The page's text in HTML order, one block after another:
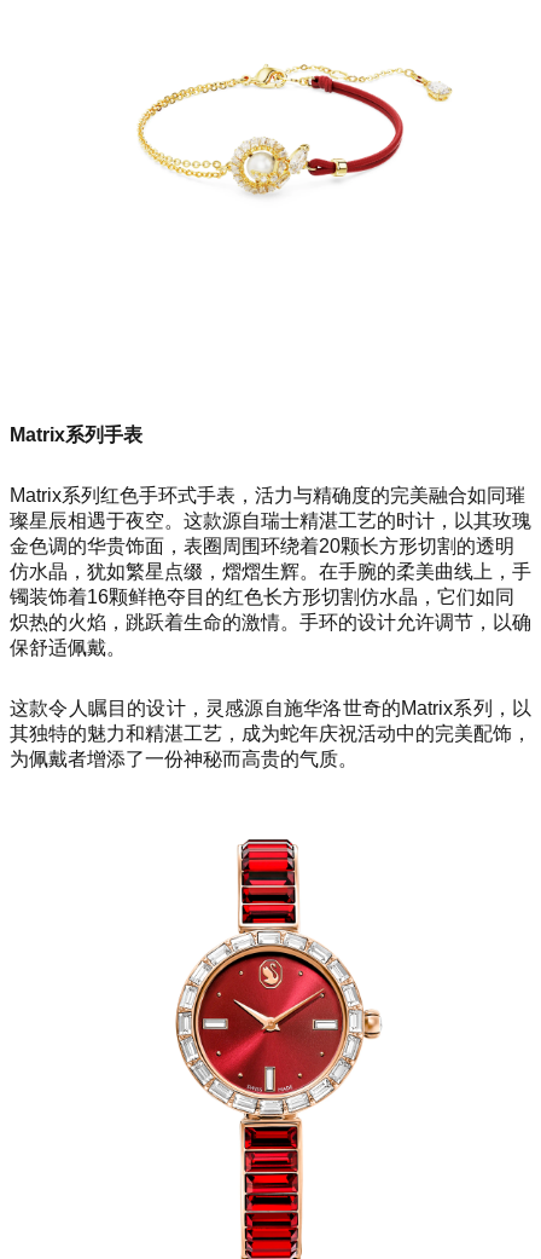
Matrix系列手表
Matrix系列红色手环式手表，活力与精确度的完美融合如同璀
璨星辰相遇于夜空。这款源自瑞士精湛工艺的时计，以其玫瑰
金色调的华贵饰面，表圈周围环绕着20颗长方形切割的透明
仿水晶，犹如繁星点缀，熠熠生辉。在手腕的柔美曲线上，手
镯装饰着16颗鲜艳夺目的红色长方形切割仿水晶，它们如同
炽热的火焰，跳跃着生命的激情。手环的设计允许调节，以确
保舒适佩戴。
这款令人瞩目的设计，灵感源自施华洛世奇的Matrix系列，以
其独特的魅力和精湛工艺，成为蛇年庆祝活动中的完美配饰，
为佩戴者增添了一份神秘而高贵的气质。